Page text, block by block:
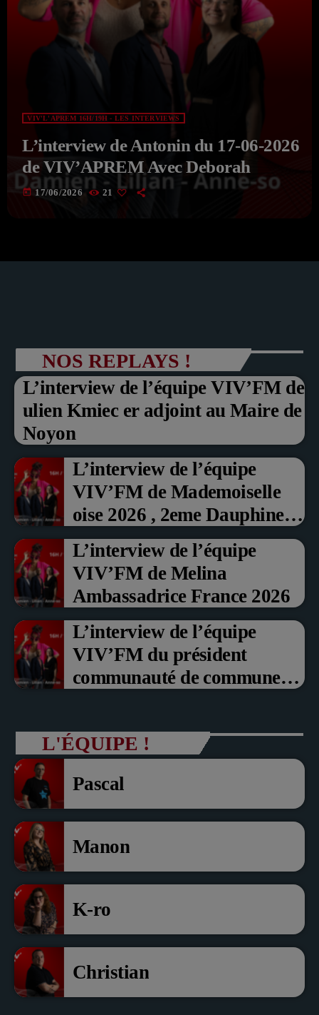
VIV'L'APREM 16H/19H - LES INTERVIEWS
L’interview de Antonin du 17-06-2026
de VIV’APREM Avec Deborah
today 17/06/2026 21
NOS REPLAYS !
L’interview de l’équipe VIV’FM de
ulien Kmiec er adjoint au Maire de
Noyon
L’interview de l’équipe
VIV’FM de Mademoiselle
oise 2026 , 2eme Dauphine et
Prix du Public , Marche aux
fruits rouge Noyon 2026
L’interview de l’équipe
VIV’FM de Melina
Ambassadrice France 2026
L’interview de l’équipe
VIV’FM du président
communauté de communes
président com de com
L'ÉQUIPE !
Pascal
Manon
K-ro
Christian